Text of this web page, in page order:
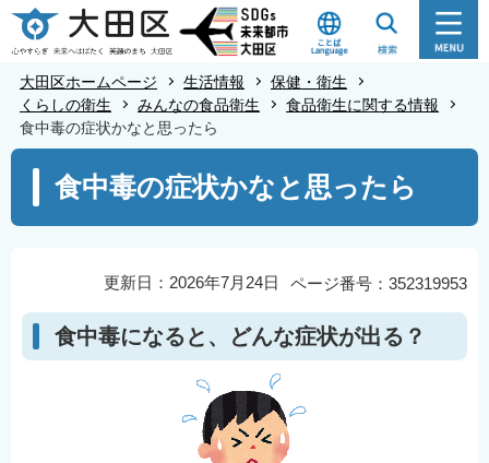
こ
の
の
頭
大田区ホームページ 生活情報
保健・衛生
くらしの衛生
みんなの食品衛生
食品衛生に関する情報
食中毒の症状かなと思ったら
こ
ら
食中毒の症状かなと思ったら
ページ番号：352319953
更新日：2026年7月24日
食中毒になると、どんな症状が出る？